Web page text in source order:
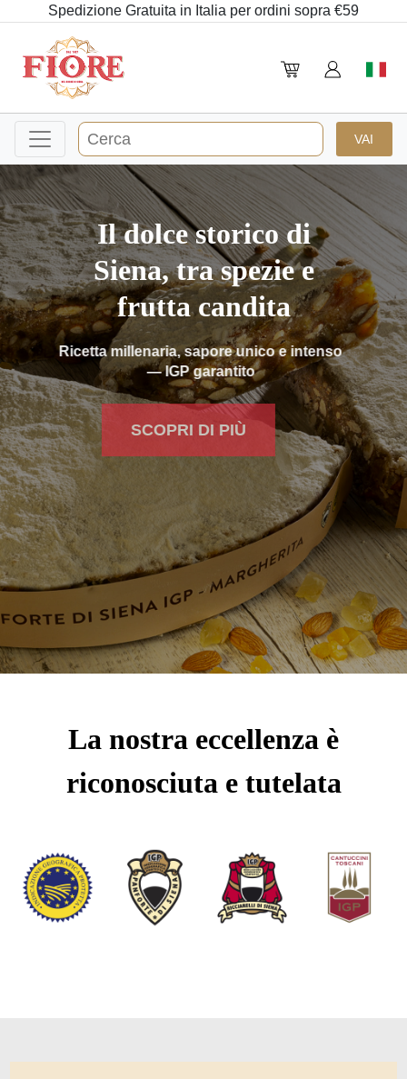
Spedizione Gratuita in Italia per ordini sopra €59
Il dolce storico di
Siena, tra spezie e
frutta candita
Ricetta millenaria, sapore unico e intenso
— IGP garantito
SCOPRI DI PIÙ
La nostra eccellenza è
riconosciuta e tutelata